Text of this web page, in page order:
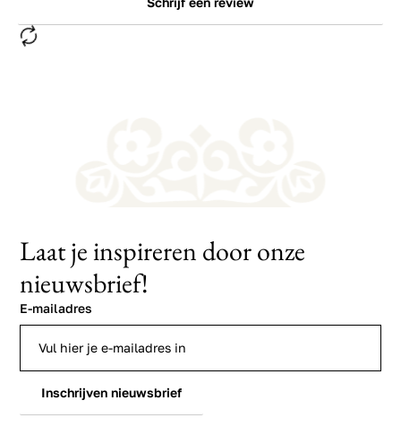
Laat je inspireren door onze
nieuwsbrief!
E-mailadres
Inschrijven nieuwsbrief